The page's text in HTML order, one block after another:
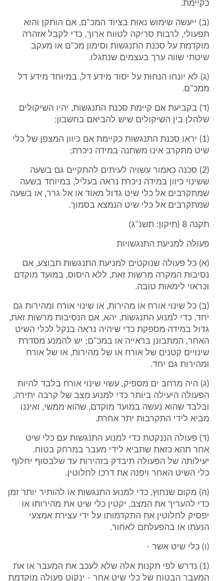
כקיימת.
(ב) ייעשה שימוש נאות בציוד המכ"ם, אם הותקן והוא
תפעולי, לרבות סריקה לטווח ארוך, כדי לקבל אזהרה
מוקדמת על סכנת התנגשות וסימון מכ"ם או מעקב
שיטתי שווה ערך בעצמים שנתגלו.
(ג) לא יונחו הנחות על יסוד מידע דל, במיוחד מידע דל
ממכ"ם.
(ד) בקביעת אם קיימת סכנת התנגשות, יהיו השיקולים
שלהלן בין השיקולים שיש להביאם בחשבון:
(1) יראו סכנת התנגשות כקיימת אם כיוון המצפן של כלי
שיט מתקרב אינו משתנה במידה ניכרת;
(2) סכנה כאמור עשויה לעיתים להתקיים גם בשעה
ששינוי כיוון במידה ניכרת נראה בעליל, במיוחד בשעה
שמתקרבים אל כלי שיט גדול מאוד או אל גרר, או בשעה
שמתקרבים אל כלי שיט הנמצא בסמוך.
תקנה 8 (תיקון: תשנ"ג)
פעולה למניעת התנגשויות
(א) כל פעולה שנוקטים למניעת התנגשות תבוצע, אם
נסיבות המקרה מרשות זאת, ללא היסוס, במועד מוקדם
וכראוי לימאות טובה.
(ב) כל שינוי אורח או מהירות, או שינוי אורח ומהירות גם
יחד, כדי למנוע התנגשות, יהא, אם הנסיבות מרשות זאת,
גדול במידה מספקת כדי שיהיה נראה בנקל לכלי השיט
האחר, המתבונן בראייה או במכ"ם; יש להמנע מסדרת
שינויים קטנים של אורח או של מהירות, או של אורח
ומהירות גם יחד.
(ג) היה מרחב ים מספיק, עשוי שינוי אורח בלבד להיות
הפעולה היעילה ביותר כדי למנוע מצב של קרבה יתירה,
ובלבד שהוא נעשה במועד מוקדם, שהוא ממשי, ואיננו
מביא לידי התקרבות יתר אחרת.
(ד) פעולה הננקטת כדי למנוע התנגשות עם כלי שיט
אחר תהא כזאת שתביא לידי מעבר במרחק בטוח.
יעילותה של הפעולה תיבדק בזהירות עד שלבסוף יחלוף
כלי השיט האחר ויפנה את דרכו לחלוטין.
(ה) מקום שנחוץ, כדי למנוע התנגשות או להותיר יותר זמן
כדי להעריך את המצב, יקטין כלי שיט את מהירותו או
יפסיק לחלוטין את התקדמותו על ידי עצירת אמצעי
הנעתו או בהפעלתם לאחור.
(ו) כלי שיט אשר -
(1) נדרש לפי תקנות אלה שלא לעכב את המעבר או את
המעבר הבטוח של כלי שיט אחר - ינקוט פעולה מוקדמת